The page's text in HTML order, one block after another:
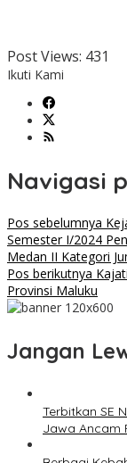
Post Views: 431
Ikuti Kami
Navigasi
Pos sebelumnya
Semester I/2024
Medan II Kategori
Pos berikutnya
Provinsi Maluku
Jangan
Terbitkan SE
Jawa Ancam